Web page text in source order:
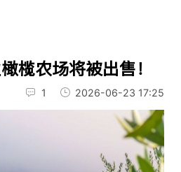
榄农场将被出售！
1 2026-06-23 17:25